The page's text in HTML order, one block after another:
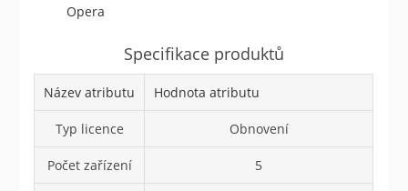
Opera
Specifikace produktů
Název atributu Hodnota atributu
Typ licence Obnovení
Počet zařízení 5